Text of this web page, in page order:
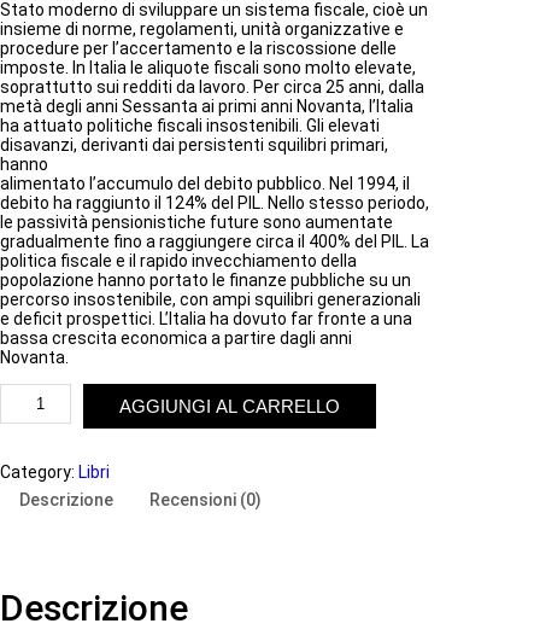
Stato moderno di sviluppare un sistema fiscale, cioè un
insieme di norme, regolamenti, unità organizzative e
procedure per l’accertamento e la riscossione delle
imposte. In Italia le aliquote fiscali sono molto elevate,
soprattutto sui redditi da lavoro. Per circa 25 anni, dalla
metà degli anni Sessanta ai primi anni Novanta, l’Italia
ha attuato politiche fiscali insostenibili. Gli elevati
disavanzi, derivanti dai persistenti squilibri primari,
hanno
alimentato l’accumulo del debito pubblico. Nel 1994, il
debito ha raggiunto il 124% del PIL. Nello stesso periodo,
le passività pensionistiche future sono aumentate
gradualmente fino a raggiungere circa il 400% del PIL. La
politica fiscale e il rapido invecchiamento della
popolazione hanno portato le finanze pubbliche su un
percorso insostenibile, con ampi squilibri generazionali
e deficit prospettici. L’Italia ha dovuto far fronte a una
bassa crescita economica a partire dagli anni
Novanta.
S
E
D
AGGIUNGI AL CARRELLO
Category: Libri
Descrizione
Recensioni (0)
Descrizione